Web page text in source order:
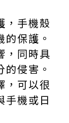
，手機殼
保護。
，同時具
侵害。
，可以很
手機或日